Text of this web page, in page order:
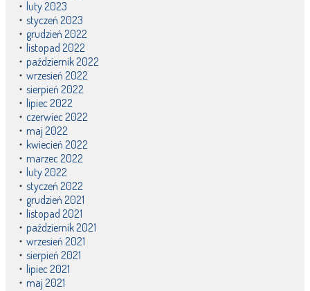
luty 2023
styczeń 2023
grudzień 2022
listopad 2022
październik 2022
wrzesień 2022
sierpień 2022
lipiec 2022
czerwiec 2022
maj 2022
kwiecień 2022
marzec 2022
luty 2022
styczeń 2022
grudzień 2021
listopad 2021
październik 2021
wrzesień 2021
sierpień 2021
lipiec 2021
maj 2021